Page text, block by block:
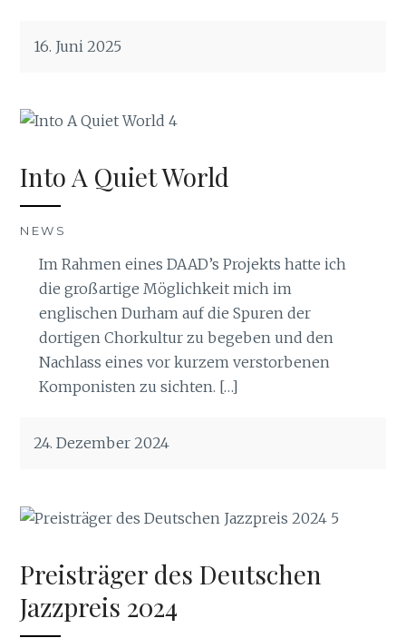
16. Juni 2025
Into A Quiet World
NEWS
Im Rahmen eines DAAD’s Projekts hatte ich
die großartige Möglichkeit mich im
englischen Durham auf die Spuren der
dortigen Chorkultur zu begeben und den
Nachlass eines vor kurzem verstorbenen
Komponisten zu sichten. […]
24. Dezember 2024
Preisträger des Deutschen
Jazzpreis 2024